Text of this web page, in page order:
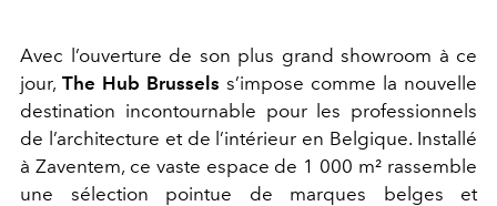
Avec l’ouverture de son plus grand showroom à ce
jour, The Hub Brussels s’impose comme la nouvelle
destination incontournable pour les professionnels
de l’architecture et de l’intérieur en Belgique. Installé
à Zaventem, ce vaste espace de 1 000 m² rassemble
une sélection pointue de marques belges et